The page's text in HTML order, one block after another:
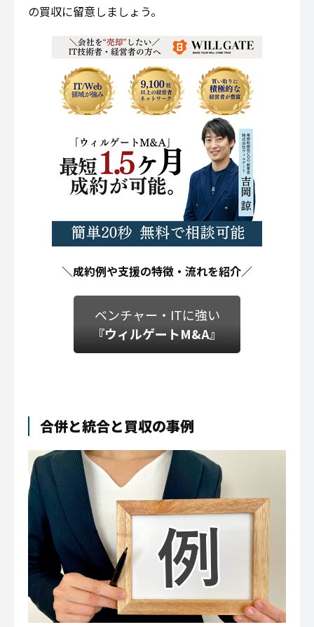
の買収に留意しましょう。
＼成約例や支援の特徴・流れを紹介／
ベンチャー・ITに強い
『ウィルゲートM&A』
合併と統合と買収の事例